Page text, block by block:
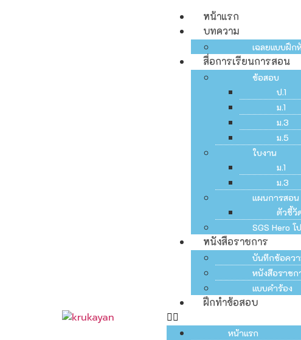
หน้าแรก
บทความ
เฉลยแบบฝึก
สื่อการเรียนการสอน
ข้อสอบ
ป.1
ม.1
ม.3
ม.5
ใบงาน
ม.1
ม.3
แผนการสอน
ตัวชี้วั
SGS Hero
หนังสือราชการ
บันทึกข้อคว
หนังสือราชก
แบบคำร้อง
ฝึกทำข้อสอบ
หน้าแรก